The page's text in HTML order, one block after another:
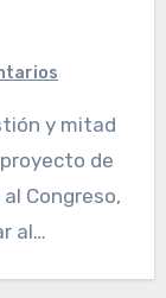
de
Congreso,
al…